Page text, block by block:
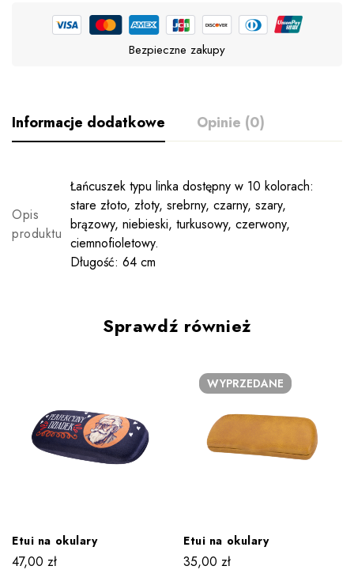
Bezpieczne zakupy
Informacje dodatkowe Opinie (0)
Opis
produktu
Łańcuszek typu linka dostępny w 10 kolorach:
stare złoto, złoty, srebrny, czarny, szary,
brązowy, niebieski, turkusowy, czerwony,
ciemnofioletowy.
Długość: 64 cm
Sprawdź również
Etui na okulary
47,00 zł
WYPRZEDANE
Etui na okulary
35,00 zł